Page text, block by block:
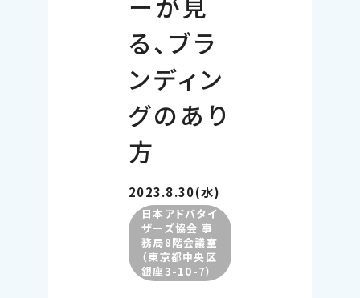
る、ブラ
ンディン
グのあり
方
2023.8.30(水)
日本アドバタイ
ザーズ協会 事
務局8階会議室
（東京都中央区
銀座3-10-7）